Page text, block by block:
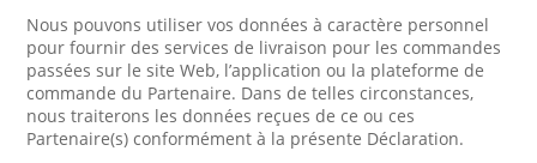
Nous pouvons utiliser vos données à caractère personnel
pour fournir des services de livraison pour les commandes
passées sur le site Web, l’application ou la plateforme de
commande du Partenaire. Dans de telles circonstances,
nous traiterons les données reçues de ce ou ces
Partenaire(s) conformément à la présente Déclaration.